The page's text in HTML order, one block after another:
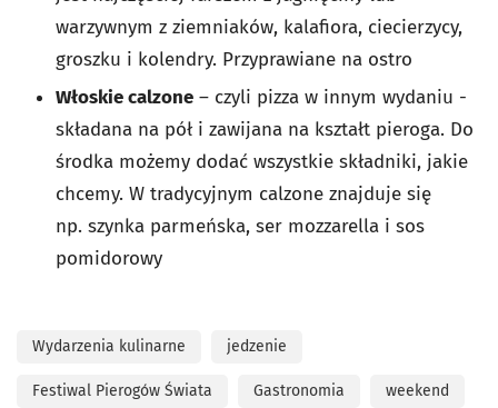
warzywnym z ziemniaków, kalafiora, ciecierzycy,
groszku i kolendry. Przyprawiane na ostro
Włoskie calzone – czyli pizza w innym wydaniu -
składana na pół i zawijana na kształt pieroga. Do
środka możemy dodać wszystkie składniki, jakie
chcemy. W tradycyjnym calzone znajduje się
np. szynka parmeńska, ser mozzarella i sos
pomidorowy
Wydarzenia kulinarne jedzenie
Festiwal Pierogów Świata Gastronomia weekend